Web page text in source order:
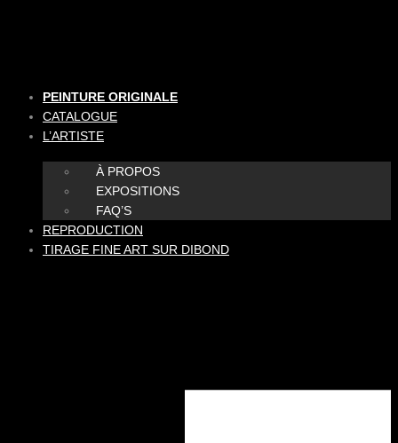
PEINTURE ORIGINALE
CATALOGUE
L’ARTISTE
À PROPOS
EXPOSITIONS
FAQ’S
REPRODUCTION
TIRAGE FINE ART SUR DIBOND